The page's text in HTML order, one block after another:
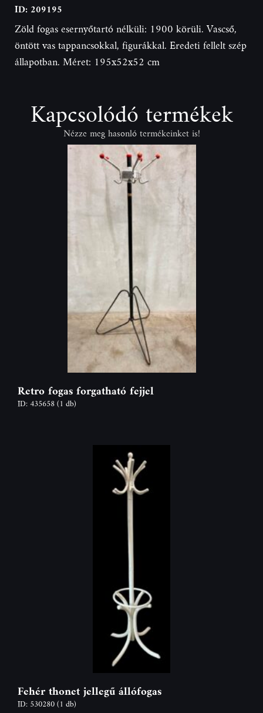
ID: 209195
Zöld fogas esernyőtartó nélküli: 1900 körüli. Vascső,
öntött vas tappancsokkal, figurákkal. Eredeti fellelt szép
állapotban. Méret: 195x52x52 cm
Kapcsolódó termékek
Nézze meg hasonló termékeinket is!
Retro fogas forgatható fejjel
ID: 435658(1 db)
Fehér thonet jellegű állófogas
ID: 530280(1 db)